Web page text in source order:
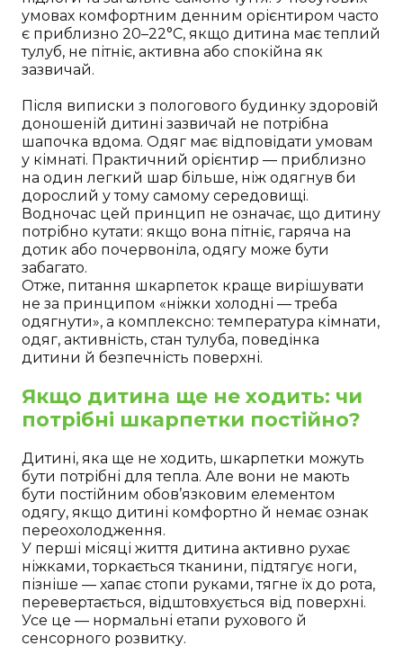
умовах комфортним денним орієнтиром часто
є приблизно 20–22°C, якщо дитина має теплий
тулуб, не пітніє, активна або спокійна як
зазвичай.
Після виписки з пологового будинку здоровій
доношеній дитині зазвичай не потрібна
шапочка вдома. Одяг має відповідати умовам
у кімнаті. Практичний орієнтир — приблизно
на один легкий шар більше, ніж одягнув би
дорослий у тому самому середовищі.
Водночас цей принцип не означає, що дитину
потрібно кутати: якщо вона пітніє, гаряча на
дотик або почервоніла, одягу може бути
забагато.
Отже, питання шкарпеток краще вирішувати
не за принципом «ніжки холодні — треба
одягнути», а комплексно: температура кімнати,
одяг, активність, стан тулуба, поведінка
дитини й безпечність поверхні.
Якщо дитина ще не ходить: чи
потрібні шкарпетки постійно?
Дитині, яка ще не ходить, шкарпетки можуть
бути потрібні для тепла. Але вони не мають
бути постійним обов’язковим елементом
одягу, якщо дитині комфортно й немає ознак
переохолодження.
У перші місяці життя дитина активно рухає
ніжками, торкається тканини, підтягує ноги,
пізніше — хапає стопи руками, тягне їх до рота,
перевертається, відштовхується від поверхні.
Усе це — нормальні етапи рухового й
сенсорного розвитку.